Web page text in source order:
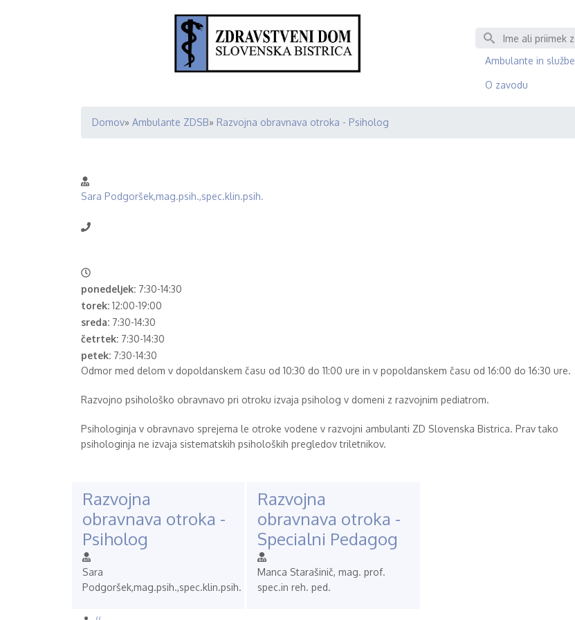
Išči
Ambulante in službe
O zavodu
Breadcrumb
Domov Ambulante ZDSB Razvojna obravnava otroka - Psiholog
Sara Podgoršek,mag.psih.,spec.klin.psih.
ponedeljek: 7:30-14:30
torek: 12:00-19:00
sreda: 7:30-14:30
četrtek: 7:30-14:30
petek: 7:30-14:30
Odmor med delom v dopoldanskem času od 10:30 do 11:00 ure in v popoldanskem času od 16:00 do 16:30 ure.
Razvojno psihološko obravnavo pri otroku izvaja psiholog v domeni z razvojnim pediatrom.
Psihologinja v obravnavo sprejema le otroke vodene v razvojni ambulanti ZD Slovenska Bistrica. Prav tako
psihologinja ne izvaja sistematskih psiholoških pregledov triletnikov.
Razvojna
obravnava otroka -
Psiholog
Sara
Podgoršek,mag.psih.,spec.klin.psih.
Razvojna
obravnava otroka -
Specialni Pedagog
Manca Starašinič, mag. prof.
spec.in reh. ped.
Previous
‹‹